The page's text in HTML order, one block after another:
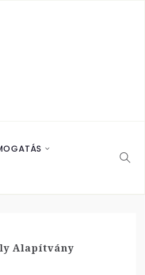
Alapítvány